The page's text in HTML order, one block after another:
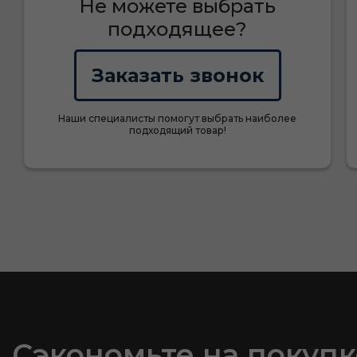
Не можете выбрать
подходящее?
Заказать звонок
Наши специалисты помогут выбрать наиболее
подходящий товар!